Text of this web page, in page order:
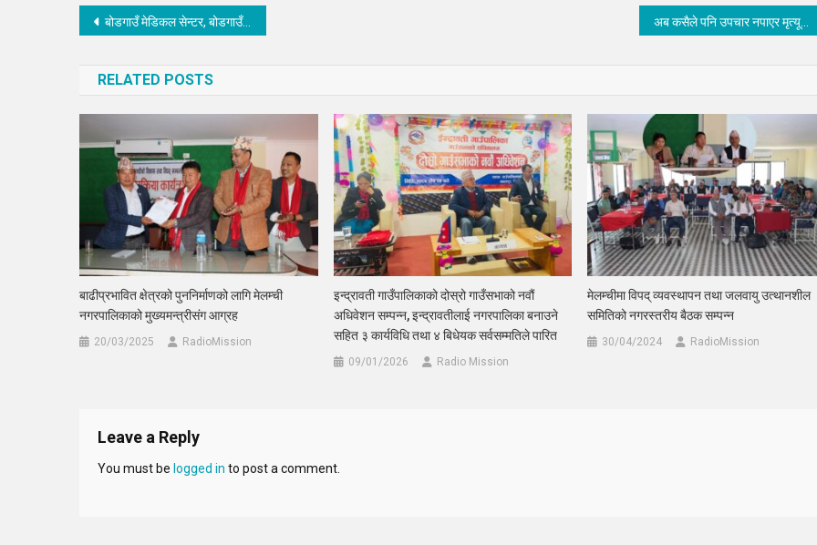
Post
बोडगाउँ मेडिकल सेन्टर, बोडगाउँ आधारभूत अस्पतालमा रुपान्तरण अब कसैले पनि उपचार नपाएर मृत्यू वरण गर्न पर्ने अवस्था आउँदैन : स्वास्थ्य मन्त्री बस्नेत
RELATED POSTS
बाढीप्रभावित क्षेत्रको पुननिर्माणको लागि मेलम्ची
नगरपालिकाको मुख्यमन्त्रीसंग आग्रह
20/03/2025 RadioMission
इन्द्रावती गाउँपालिकाको दोस्रो गाउँसभाको नवौं
अधिवेशन सम्पन्न, इन्द्रावतीलाई नगरपालिका बनाउने
सहित ३ कार्यविधि तथा ४ बिधेयक सर्वसम्मतिले पारित
09/01/2026 Radio Mission
मेलम्चीमा विपद् व्यवस्थापन तथा जलवायु उत्थानशील
समितिको नगरस्तरीय बैठक सम्पन्न
30/04/2024 RadioMission
Leave a Reply
You must be logged in to post a comment.